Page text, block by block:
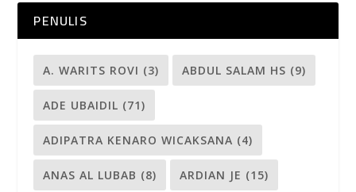
PENULIS
A. WARITS ROVI (3) ABDUL SALAM HS (9)
ADE UBAIDIL (71)
ADIPATRA KENARO WICAKSANA (4)
ANAS AL LUBAB (8) ARDIAN JE (15)